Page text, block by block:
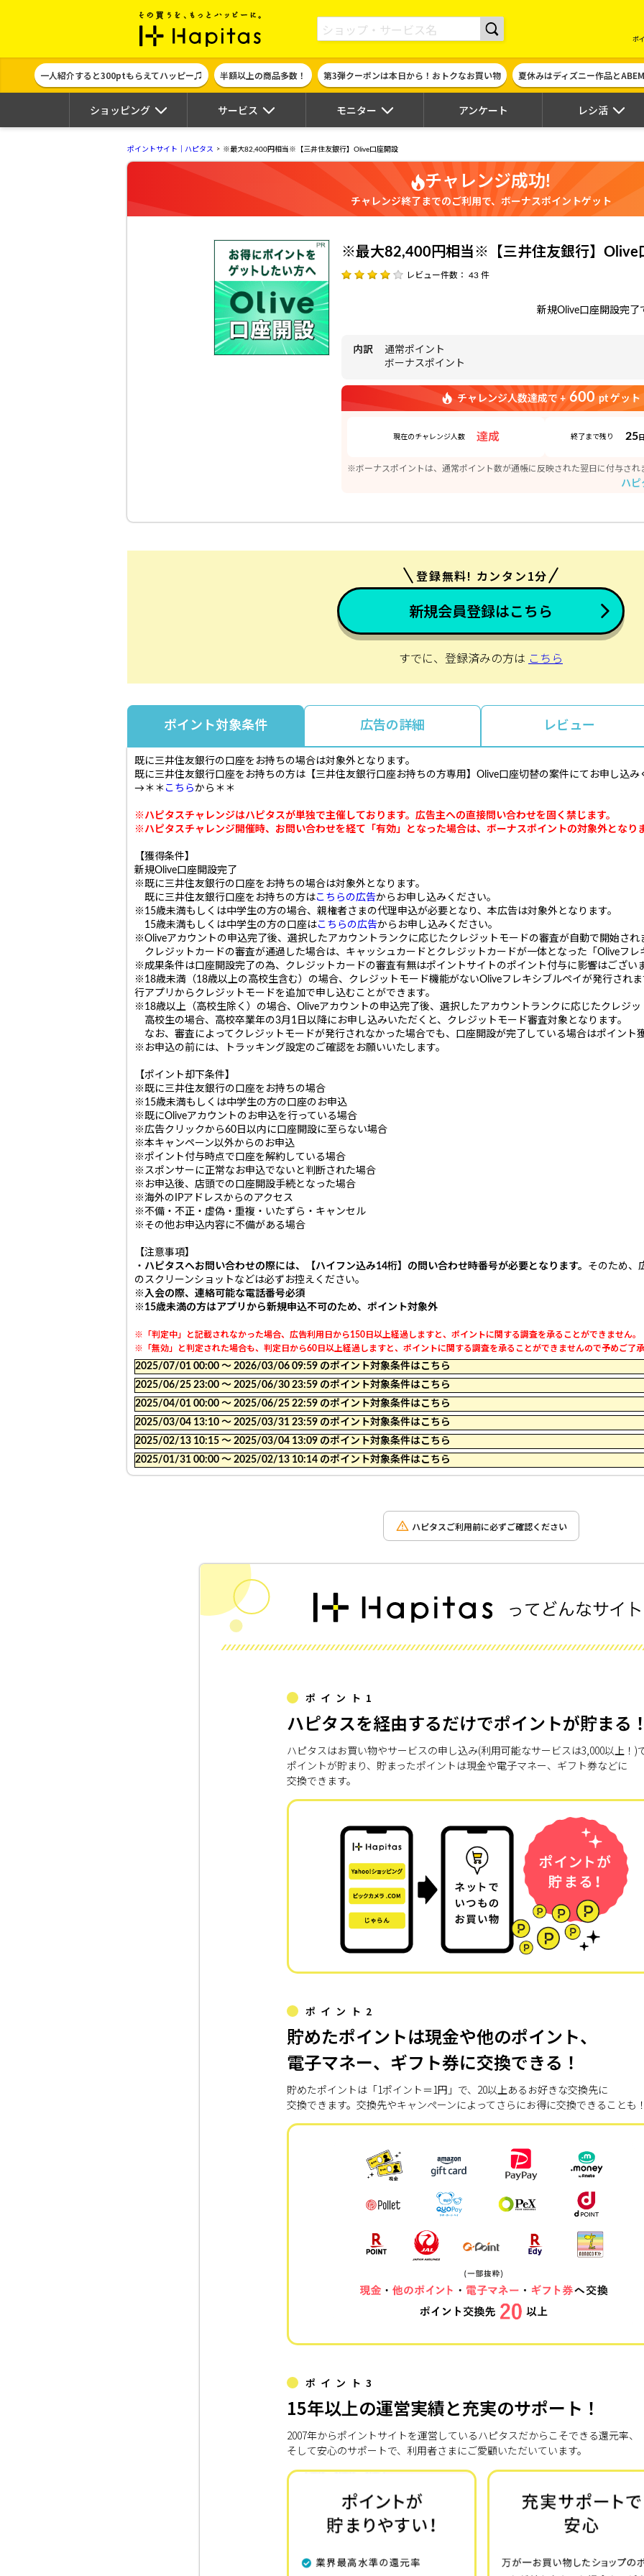
ポイント貯めて現金やギフト券に交換できるポイントサイト | ハピタス
ポ
一人紹介すると300ptもらえてハッピー♫ 半額以上の商品多数！ 第3弾クーポンは本日から！おトクなお買い物 夏休みはディズニー作品と
ショッピング サービス モニター アンケート レシ活
ポイントサイト｜ハピタス ※最大82,400円相当※【三井住友銀行】Olive口座開設
チャレンジ成功!
チャレンジ終了までのご利用で、ボーナスポイントゲット
※最大82,400円相当※【三井住友銀行】Olive
レビュー件数： 43 件
新規Olive口座開設完了
内訳
通常ポイント
ボーナスポイント
チャレンジ人数達成で +600 pt ゲット
現在のチャレンジ人数 達成 終了まで残り 25
※ボーナスポイントは、通常ポイント数が通帳に反映された翌日に付与され
ハ
登録無料! カンタン1分
新規会員登録はこちら
すでに、登録済みの方は こちら
ポイント対象条件 広告の詳細 レビュー
既に三井住友銀行の口座をお持ちの場合は対象外となります。
既に三井住友銀行口座をお持ちの方は【三井住友銀行口座お持ちの方専用】Olive口座切替の案件にてお申し込み
→＊＊ こちらから＊＊
※ハピタスチャレンジはハピタスが単独で主催しております。広告主への直接問い合わせを固く禁じます。
※ハピタスチャレンジ開催時、お問い合わせを経て「有効」となった場合は、ボーナスポイントの対象外となり
【獲得条件】
新規Olive口座開設完了
※既に三井住友銀行の口座をお持ちの場合は対象外となります。
既に三井住友銀行口座をお持ちの方はこちらの広告からお申し込みください。
※15歳未満もしくは中学生の方の場合、親権者さまの代理申込が必要となり、本広告は対象外となります。
15歳未満もしくは中学生の方の口座はこちらの広告からお申し込みください。
※Oliveアカウントの申込完了後、選択したアカウントランクに応じたクレジットモードの審査が自動で開始され
クレジットカードの審査が通過した場合は、キャッシュカードとクレジットカードが一体となった「Oliveフレ
※成果条件は口座開設完了の為、クレジットカードの審査有無はポイントサイトのポイント付与に影響はござい
※18歳未満（18歳以上の高校生含む）の場合、クレジットモード機能がないOliveフレキシブルペイが発行され
行アプリからクレジットモードを追加で申し込むことができます。
※18歳以上（高校生除く）の場合、Oliveアカウントの申込完了後、選択したアカウントランクに応じたクレジ
高校生の場合、高校卒業年の3月1日以降にお申し込みいただくと、クレジットモード審査対象となります。
なお、審査によってクレジットモードが発行されなかった場合でも、口座開設が完了している場合はポイント
※お申込の前には、トラッキング設定のご確認をお願いいたします。
【ポイント却下条件】
※既に三井住友銀行の口座をお持ちの場合
※15歳未満もしくは中学生の方の口座のお申込
※既にOliveアカウントのお申込を行っている場合
※広告クリックから60日以内に口座開設に至らない場合
※本キャンペーン以外からのお申込
※ポイント付与時点で口座を解約している場合
※スポンサーに正常なお申込でないと判断された場合
※お申込後、店頭での口座開設手続となった場合
※海外のIPアドレスからのアクセス
※不備・不正・虚偽・重複・いたずら・キャンセル
※その他お申込内容に不備がある場合
【注意事項】
・ ハピタスへお問い合わせの際には、【ハイフン込み14桁】の問い合わせ時番号が必要となります。 そのため、
のスクリーンショットなどは必ずお控えください。
※入会の際、連絡可能な電話番号必須
※ 15歳未満の方はアプリから新規申込不可のため、ポイント対象外
※「判定中」と記載されなかった場合、広告利用日から150日以上経過しますと、ポイントに関する調査を承ることができません。
※「無効」と判定された場合も、判定日から60日以上経過しますと、ポイントに関する調査を承ることができませんので予めご了
2025/07/01 00:00 〜 2026/03/06 09:59 のポイント対象条件はこちら
2025/06/25 23:00 〜 2025/06/30 23:59 のポイント対象条件はこちら
2025/04/01 00:00 〜 2025/06/25 22:59 のポイント対象条件はこちら
2025/03/04 13:10 〜 2025/03/31 23:59 のポイント対象条件はこちら
2025/02/13 10:15 〜 2025/03/04 13:09 のポイント対象条件はこちら
2025/01/31 00:00 〜 2025/02/13 10:14 のポイント対象条件はこちら
ハピタスご利用前に必ずご確認ください
ポイント1
ハピタスを経由するだけでポイントが貯まる
ハピタスはお買い物やサービスの申し込み(利用可能なサービスは3,000以上！)
ポイントが貯まり、貯まったポイントは現金や電子マネー、ギフト券などに
交換できます。
ポイント2
貯めたポイントは現金や他のポイント、
電子マネー、ギフト券に交換できる！
貯めたポイントは「1ポイント＝1円」で、20以上あるお好きな交換先に
交換できます。交換先やキャンペーンによってさらにお得に交換できることも
ポイント3
15年以上の運営実績と充実のサポート！
2007年からポイントサイトを運営しているハピタスだからこそできる還元率、
そして安心のサポートで、利用者さまにご愛顧いただいています。